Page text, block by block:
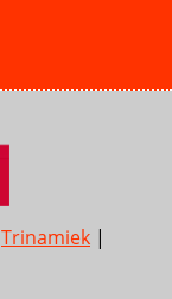
Trinamiek |